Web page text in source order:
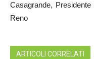
Casagrande,
Reno
ARTICOLI CORRELATI